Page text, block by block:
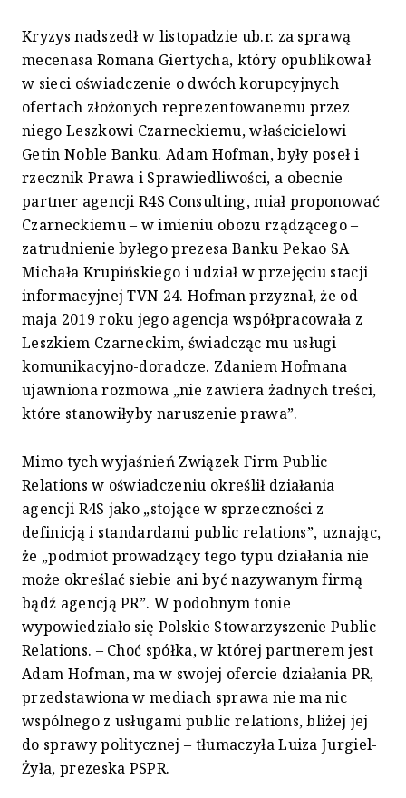
Kryzys nadszedł w listopadzie ub.r. za sprawą
mecenasa Romana Giertycha, który opublikował
w sieci oświadczenie o dwóch korupcyjnych
ofertach złożonych reprezentowanemu przez
niego Leszkowi Czarneckiemu, właścicielowi
Getin Noble Banku. Adam Hofman, były poseł i
rzecznik Prawa i Sprawiedliwości, a obecnie
partner agencji R4S Consulting, miał proponować
Czarneckiemu – w imieniu obozu rządzącego –
zatrudnienie byłego prezesa Banku Pekao SA
Michała Krupińskiego i udział w przejęciu stacji
informacyjnej TVN 24. Hofman przyznał, że od
maja 2019 roku jego agencja współpracowała z
Leszkiem Czarneckim, świadcząc mu usługi
komunikacyjno-doradcze. Zdaniem Hofmana
ujawniona rozmowa „nie zawiera żadnych treści,
które stanowiłyby naruszenie prawa”.
Mimo tych wyjaśnień Związek Firm Public
Relations w oświadczeniu określił działania
agencji R4S jako „stojące w sprzeczności z
definicją i standardami public relations”, uznając,
że „podmiot prowadzący tego typu działania nie
może określać siebie ani być nazywanym firmą
bądź agencją PR”. W podobnym tonie
wypowiedziało się Polskie Stowarzyszenie Public
Relations. – Choć spółka, w której partnerem jest
Adam Hofman, ma w swojej ofercie działania PR,
przedstawiona w mediach sprawa nie ma nic
wspólnego z usługami public relations, bliżej jej
do sprawy politycznej – tłumaczyła Luiza Jurgiel-
Żyła, prezeska PSPR.